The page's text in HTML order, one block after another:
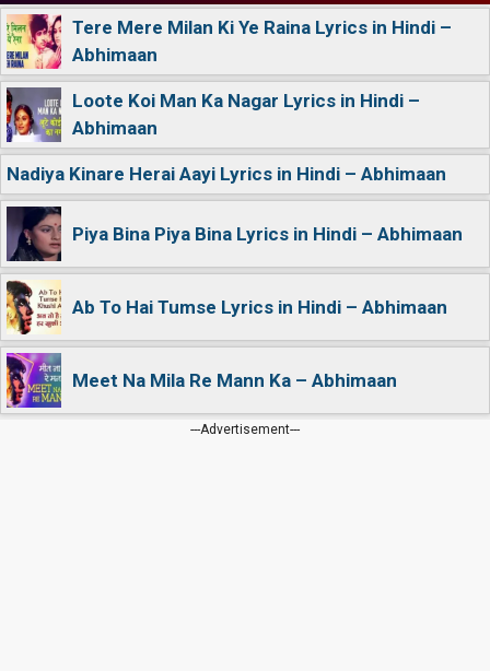
Tere Mere Milan Ki Ye Raina Lyrics in Hindi –
Abhimaan
Loote Koi Man Ka Nagar Lyrics in Hindi –
Abhimaan
Nadiya Kinare Herai Aayi Lyrics in Hindi – Abhimaan
Piya Bina Piya Bina Lyrics in Hindi – Abhimaan
Ab To Hai Tumse Lyrics in Hindi – Abhimaan
Meet Na Mila Re Mann Ka – Abhimaan
---Advertisement---